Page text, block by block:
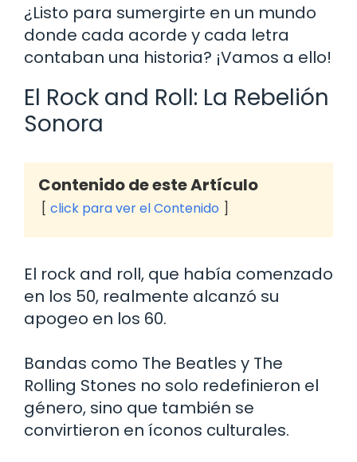
¿Listo para sumergirte en un mundo
donde cada acorde y cada letra
contaban una historia? ¡Vamos a ello!
El Rock and Roll: La Rebelión
Sonora
Contenido de este Artículo
click para ver el Contenido
El rock and roll, que había comenzado
en los 50, realmente alcanzó su
apogeo en los 60.
Bandas como The Beatles y The
Rolling Stones no solo redefinieron el
género, sino que también se
convirtieron en íconos culturales.